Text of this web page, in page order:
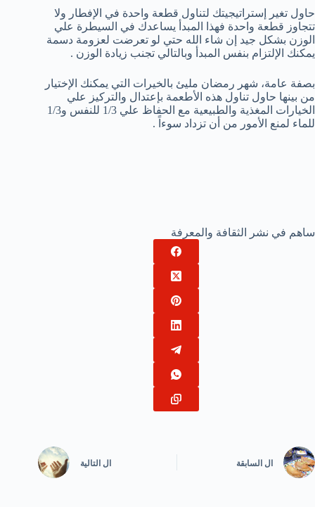
حاول تغير إستراتيجيتك لتناول قطعة واحدة في الإفطار ولا
تتجاوز قطعة واحدة فهذا المبدأ يساعدك في السيطرة علي
الوزن بشكل جيد إن شاء الله حتي لو تعرضت لعزومة دسمة
يمكنك الإلتزام بنفس المبدأ وبالتالي تجنب زيادة الوزن .
بصفة عامة، شهر رمضان مليئ بالخيرات التي يمكنك الإختيار
من بينها حاول تناول هذه الأطعمة بإعتدال والتركيز علي
الخيارات المغذية والطبيعية مع الحفاظ علي 1/3 للنفس و1/3
للماء لمنع الأمور من أن تزداد سوءاً .
ساهم في نشر الثقافة والمعرفة
ال السابقة ال التالية